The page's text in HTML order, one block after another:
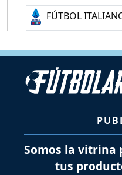
FÚTBOL
Somos la vitrina
tus